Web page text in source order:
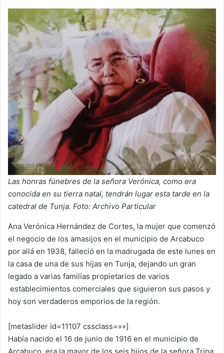
Las honras fúnebres de la señora Verónica, como era
conocida en su tierra natal, tendrán lugar esta tarde en la
catedral de Tunja. Foto: Archivo Particular
Ana Verónica Hernández de Cortes, la mujer que comenzó
el negocio de los amasijos en el municipio de Arcabuco
por allá en 1938, falleció en la madrugada de este lunes en
la casa de una de sus hijas en Tunja, dejando un gran
legado a varias familias propietarios de varios
establecimientos comerciales que siguieron sus pasos y
hoy son verdaderos emporios de la región.
[metaslider id=11107 cssclass=»»]
Había nacido el 16 de junio de 1916 en el municipio de